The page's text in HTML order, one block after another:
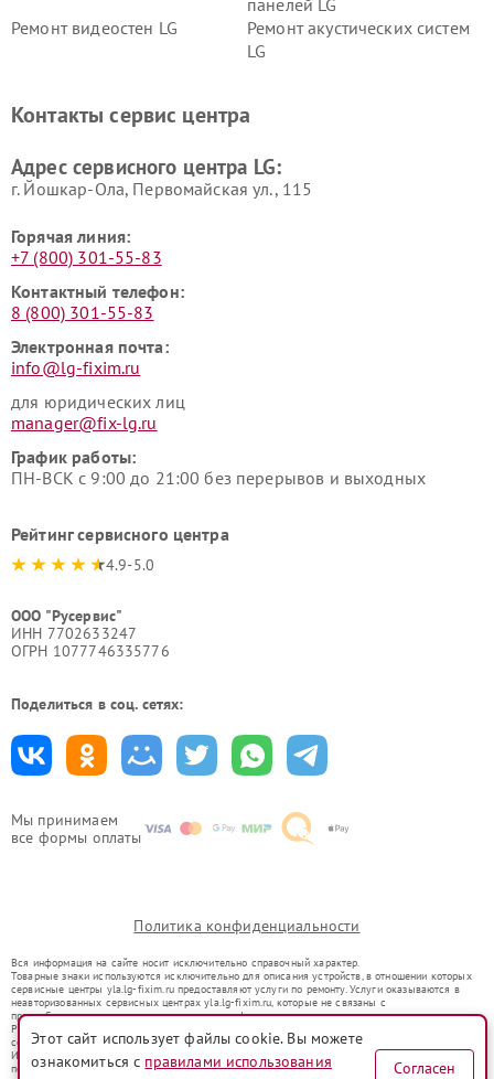
Мы принимаем
все формы оплаты
панелей LG
Ремонт видеостен LG
Ремонт акустических систем
LG
Ремонт морозильных камер
Ремонт вертикальных
Контакты сервис центра
Адрес сервисного центра LG:
г. Йошкар-Ола, Первомайская ул., 115
Горячая линия:
+7 (800) 301-55-83
Контактный телефон:
8 (800) 301-55-83
Электронная почта:
info@lg-fixim.ru
для юридических лиц
manager@fix-lg.ru
График работы:
ПН-ВСК с 9:00 до 21:00 без перерывов и выходных
Рейтинг сервисного центра
4.9-5.0
ООО "Русервис"
ИНН 7702633247
ОГРН 1077746335776
Поделиться в соц. сетях:
Политика конфиденциальности
Вся информация на сайте носит исключительно справочный характер.
Товарные знаки используются исключительно для описания устройств, в отношении которых
сервисные центры yla.lg-fixim.ru предоставляют услуги по ремонту. Услуги оказываются в
неавторизованных сервисных центрах yla.lg-fixim.ru, которые не связаны с
правообладателями товарных знаков или их официальными представителями.
Ремонт осуществляется для устройств, уже введенных в гражданский оборот в соответствии
со статьей 1487 ГК РФ.
Использование товарных знаков не преследует цели индивидуализации услуг или введения
потребителей в заблуждение, а служит для информирования о предоставляемых услугах по
Этот сайт использует файлы cookie. Вы можете
ознакомиться с правилами использования
Согласен